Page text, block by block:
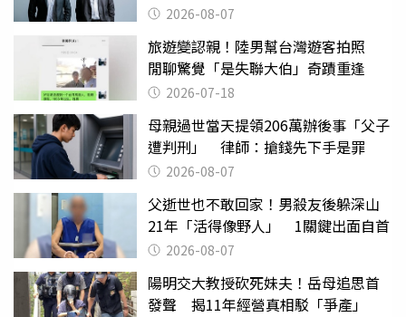
2026-08-07
旅遊變認親！陸男幫台灣遊客拍照
閒聊驚覺「是失聯大伯」奇蹟重逢
2026-07-18
母親過世當天提領206萬辦後事「父子
遭判刑」 律師：搶錢先下手是罪
2026-08-07
父逝世也不敢回家！男殺友後躲深山
21年「活得像野人」 1關鍵出面自首
2026-08-07
陽明交大教授砍死妹夫！岳母追思首
發聲 揭11年經營真相駁「爭產」